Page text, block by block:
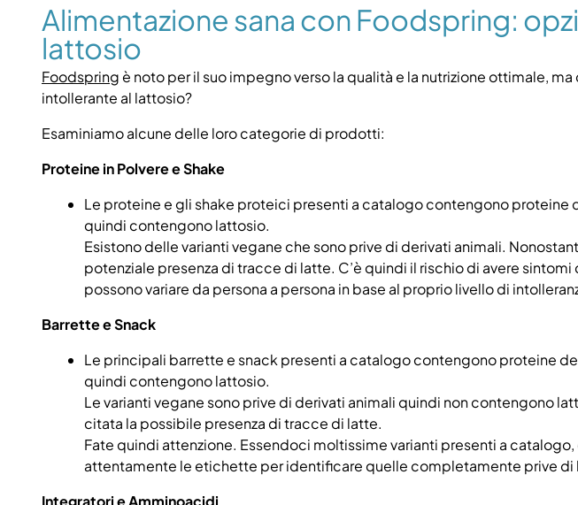
Alimentazione sana con Foodspring:
lattosio
Foodspringè noto per il suo impegno verso la qualità e la nutrizione ottimale,
intollerante al lattosio?
Esaminiamo alcune delle loro categorie di prodotti:
Proteine in Polvere e Shake
Le proteine e gli shake proteici presenti a catalogo contengono proteine
quindi contengono lattosio.
Esistono delle varianti vegane che sono prive di derivati animali.
potenziale presenza di tracce di latte. C’è quindi il rischio di avere
possono variare da persona a persona in base al proprio livello di
Barrette e Snack
Le principali barrette e snack presenti a catalogo contengono proteine
quindi contengono lattosio.
Le varianti vegane sono prive di derivati animali quindi non contengono
citata la possibile presenza di tracce di latte.
Fate quindi attenzione. Essendoci moltissime varianti presenti a
attentamente le etichette per identificare quelle completamente prive di
Integratori e Amminoacidi